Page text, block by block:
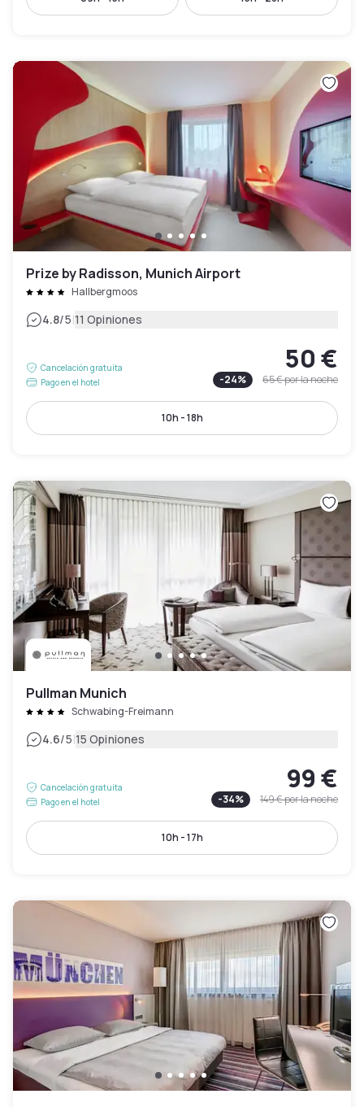
Prize by Radisson, Munich Airport
Hallbergmoos
4.8/5|11 Opiniones
Cancelación gratuita
Pago en el hotel
50 €
-24% 65 €por la noche
10h - 18h
Pullman Munich
Schwabing-Freimann
4.6/5|15 Opiniones
Cancelación gratuita
Pago en el hotel
99 €
-34% 149 €por la noche
10h - 17h